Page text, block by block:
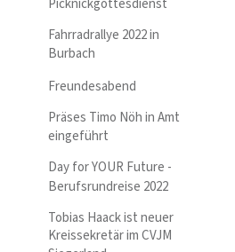
Fahrradrallye 2022 in
Burbach
Freundesabend
Präses Timo Nöh in Amt
eingeführt
Day for YOUR Future -
Berufsrundreise 2022
Tobias Haack ist neuer
Kreissekretär im CVJM